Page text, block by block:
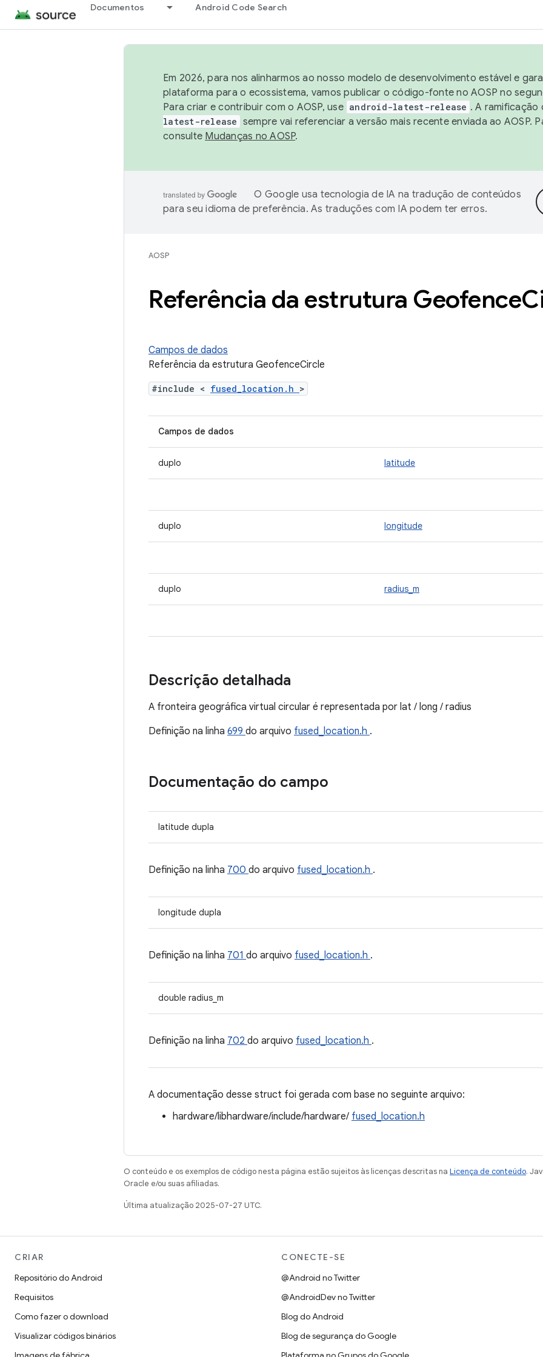
Documentos Android Code Search
Em 2026, para nos alinharmos ao nosso modelo de desenvolvimento estável e
plataforma para o ecossistema, vamos publicar o código-fonte no AOSP no
Para criar e contribuir com o AOSP, use android-latest-release . A
latest-release sempre vai referenciar a versão mais recente enviada ao AOSP.
consulte Mudanças no AOSP.
O Google usa tecnologia de IA na tradução de conteúdos
para seu idioma de preferência. As traduções com IA podem ter erros.
AOSP
Referência da estrutura Geofence
Campos de dados
Referência da estrutura GeofenceCircle
#include < fused_location.h >
Campos de dados
duplo latitude
duplo longitude
duplo radius_m
Descrição detalhada
A fronteira geográfica virtual circular é representada por lat / long / radius
Definição na linha 699 do arquivo fused_location.h .
Documentação do campo
latitude dupla
Definição na linha 700 do arquivo fused_location.h .
longitude dupla
Definição na linha 701 do arquivo fused_location.h .
double radius_m
Definição na linha 702 do arquivo fused_location.h .
A documentação desse struct foi gerada com base no seguinte arquivo:
hardware/libhardware/include/hardware/ fused_location.h
O conteúdo e os exemplos de código nesta página estão sujeitos às licenças descritas na Licença de conteúdo.
Oracle e/ou suas afiliadas.
Última atualização 2025-07-27 UTC.
CRIAR
Repositório do Android
Requisitos
Como fazer o download
Visualizar códigos binários
CONECTE-SE
@Android no Twitter
@AndroidDev no Twitter
Blog do Android
Blog de segurança do Google